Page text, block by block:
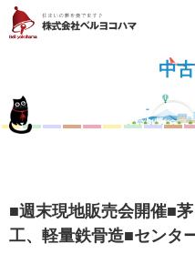
中
■週末現地販売会開催■
工、軽量鉄骨造■センタ